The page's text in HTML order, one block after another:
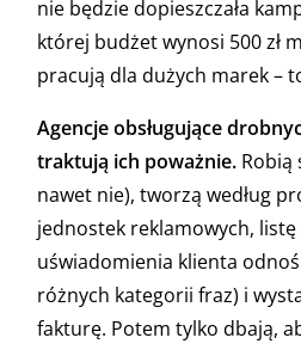
nie będzie dopieszczała
której budżet wynosi 500 zł
pracują dla dużych marek –
Agencje obsługujące
traktują ich poważnie. Robią
nawet nie), tworzą według
jednostek reklamowych, listę
uświadomienia klienta
różnych kategorii fraz) i
fakturę. Potem tylko dbają,